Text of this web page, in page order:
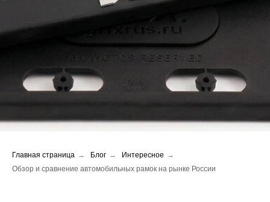
Главная страница → Блог → Интересное →
Обзор и сравнение автомобильных рамок на рынке России